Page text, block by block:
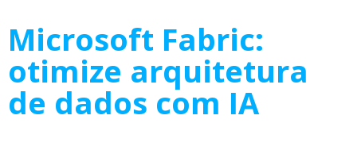
Microsoft Fabric:
otimize arquitetura
de dados com IA